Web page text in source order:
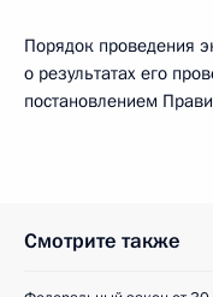
Порядок проведения
о результатах его
постановлением
Смотрите также